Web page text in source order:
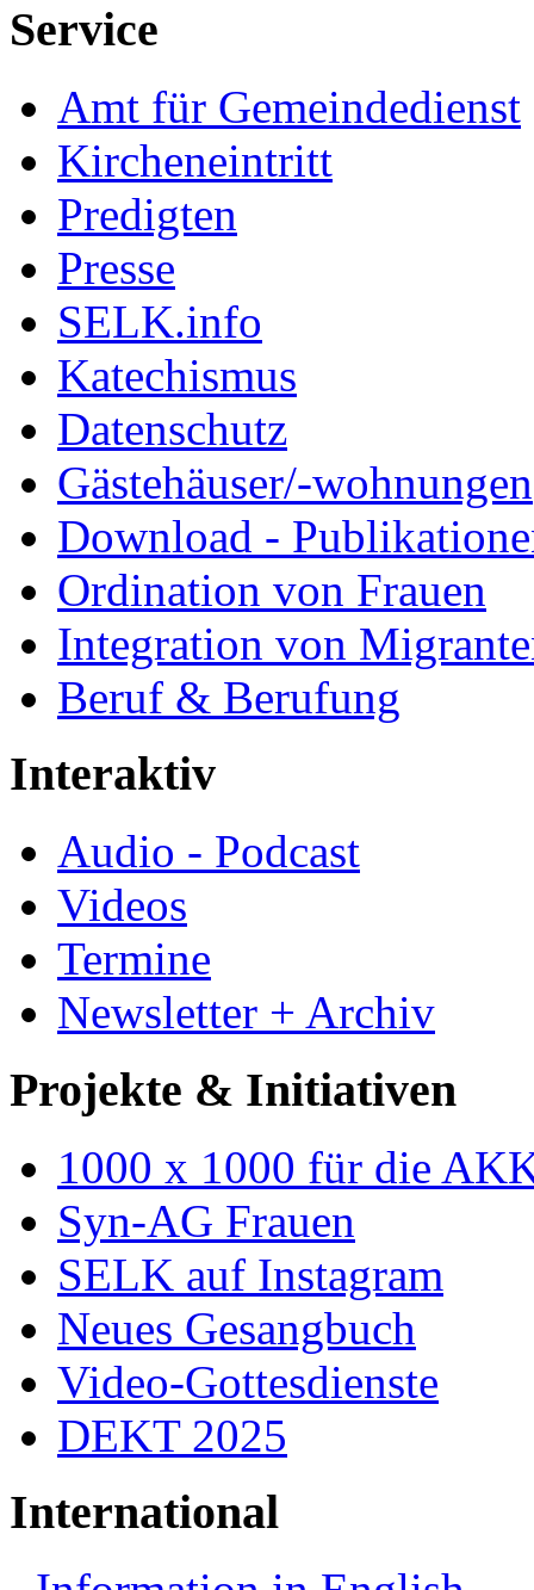
Service
Amt für Gemeindedienst
Kircheneintritt
Predigten
Presse
SELK.info
Katechismus
Datenschutz
Gästehäuser/-wohnungen
Download -
Ordination von Frauen
Integration von
Beruf & Berufung
Interaktiv
Audio - Podcast
Videos
Termine
Newsletter + Archiv
Projekte & Initiativen
1000 x 1000 für die
Syn-AG Frauen
SELK auf Instagram
Neues Gesangbuch
Video-Gottesdienste
DEKT 2025
International